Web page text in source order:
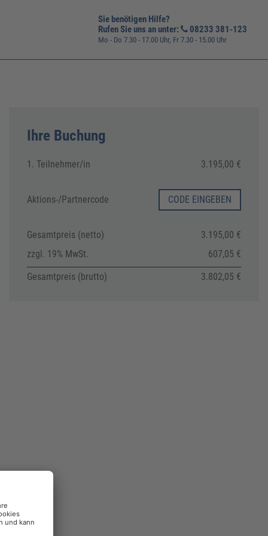
Sie benötigen Hilfe?
Rufen Sie uns an unter:
08233 381-123
Mo - Do 7.30 - 17.00 Uhr, Fr 7.30 - 15.00 Uhr
Ihre Buchung
1. Teilnehmer/in 3.195,00 €
Aktions-/Partnercode CODE EINGEBEN
Gesamtpreis (netto)
3.195,00 €
zzgl. 19% MwSt.
607,05 €
Gesamtpreis (brutto)
3.802,05 €